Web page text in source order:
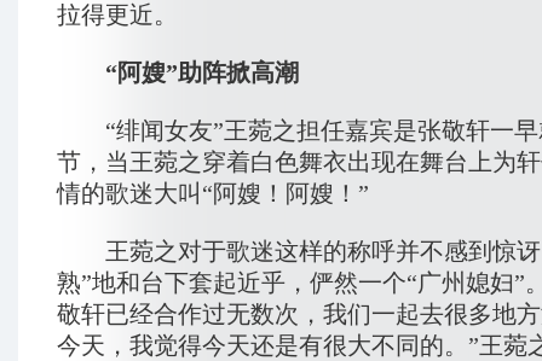
拉得更近。
“阿嫂”助阵掀高潮
“绯闻女友”王菀之担任嘉宾是张敬轩一早
节，当王菀之穿着白色舞衣出现在舞台上为
情的歌迷大叫“阿嫂！阿嫂！”
王菀之对于歌迷这样的称呼并不感到惊讶
熟”地和台下套起近乎，俨然一个“广州媳妇”
敬轩已经合作过无数次，我们一起去很多地
今天，我觉得今天还是有很大不同的。”王菀